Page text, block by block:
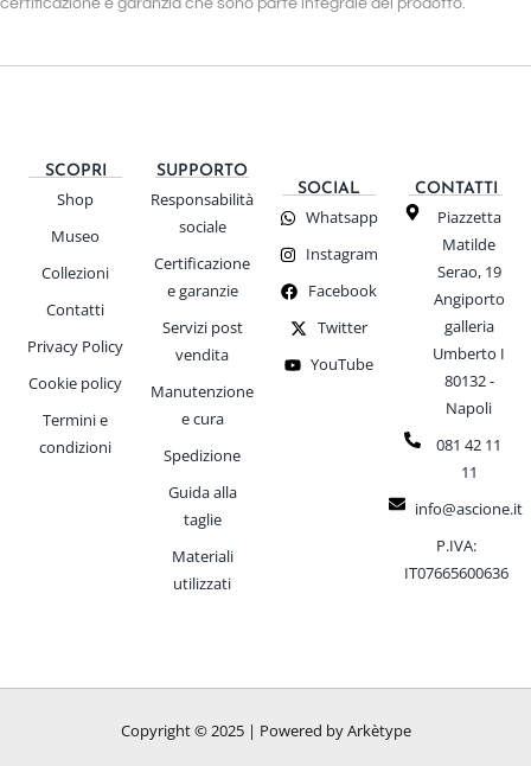
SCOPRI
Shop
Museo
Collezioni
Contatti
Privacy Policy
Cookie policy
Termini e
condizioni
SUPPORTO
Responsabilità
sociale
Certificazione
e garanzie
Servizi post
vendita
Manutenzione
e cura
Spedizione
Guida alla
taglie
Materiali
utilizzati
SOCIAL
Whatsapp
Instagram
Facebook
Twitter
YouTube
CONTATTI
Piazzetta
Matilde
Serao, 19
Angiporto
galleria
Umberto I
80132 -
Napoli
081 42 11
11
info@ascione.it
P.IVA:
IT07665600636
Copyright © 2025 | Powered by Arkètype